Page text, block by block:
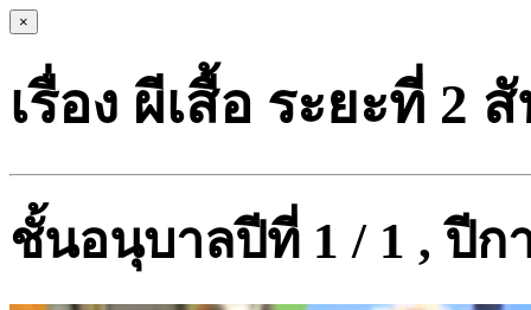
×
เรื่อง ผีเสื้อ ระยะที่ 2
ชั้นอนุบาลปีที่ 1 / 1 , ปีก